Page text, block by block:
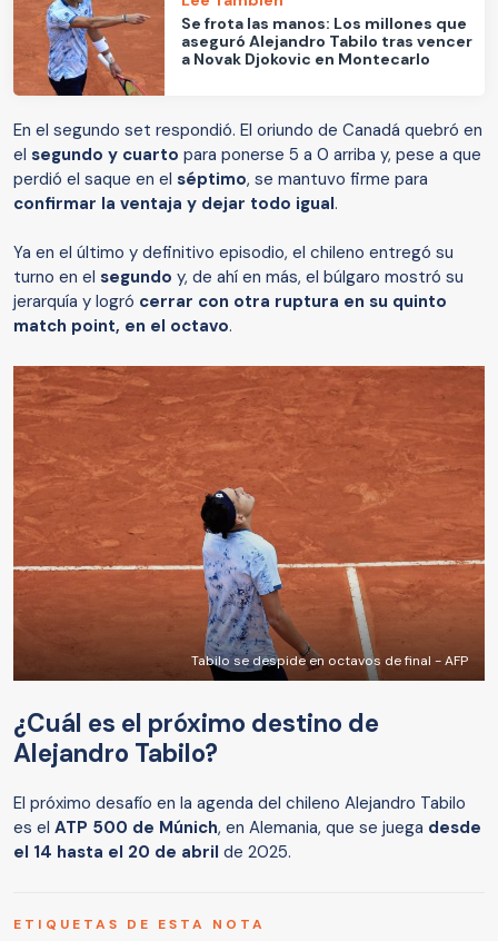
Se frota las manos: Los millones que
aseguró Alejandro Tabilo tras vencer
a Novak Djokovic en Montecarlo
En el segundo set respondió. El oriundo de Canadá quebró en
el segundo y cuarto para ponerse 5 a 0 arriba y, pese a que
perdió el saque en el séptimo, se mantuvo firme para
confirmar la ventaja y dejar todo igual.
Ya en el último y definitivo episodio, el chileno entregó su
turno en el segundo y, de ahí en más, el búlgaro mostró su
jerarquía y logró cerrar con otra ruptura en su quinto
match point, en el octavo.
Tabilo se despide en octavos de final - AFP
¿Cuál es el próximo destino de
Alejandro Tabilo?
El próximo desafío en la agenda del chileno Alejandro Tabilo
es el ATP 500 de Múnich, en Alemania, que se juega desde
el 14 hasta el 20 de abril de 2025.
ETIQUETAS DE ESTA NOTA